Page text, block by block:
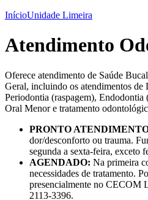
InícioUnidade Limeira
Atendimento
Oferece atendimento de Saúde
Geral, incluindo os atendimentos de
Periodontia (raspagem),
Oral Menor e tratamento
PRONTO
dor/desconforto ou trauma.
segunda a sexta-feira, exceto
AGENDADO: Na primeira
necessidades de tratamento.
presencialmente no CECOM
2113-3396.